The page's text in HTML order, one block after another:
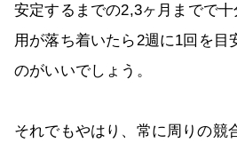
安定するまでの2,3ヶ月までで
用が落ち着いたら2週に1回を目
のがいいでしょう。
それでもやはり、常に周りの競